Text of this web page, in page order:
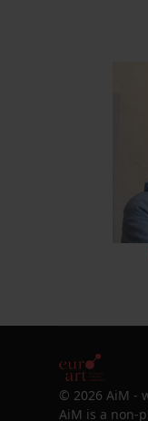
© 2026 AiM -
AiM is a non-